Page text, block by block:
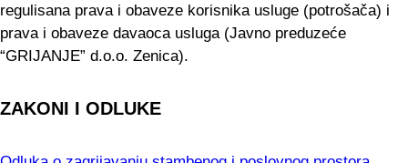
regulisana prava i obaveze korisnika usluge (potrošača) i
prava i obaveze davaoca usluga (Javno preduzeće
“GRIJANJE” d.o.o. Zenica).
ZAKONI I ODLUKE